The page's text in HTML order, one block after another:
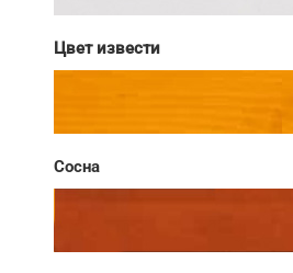
Цвет извести
Сосна